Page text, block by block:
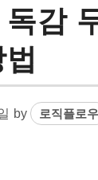
독감
by 로직플로우